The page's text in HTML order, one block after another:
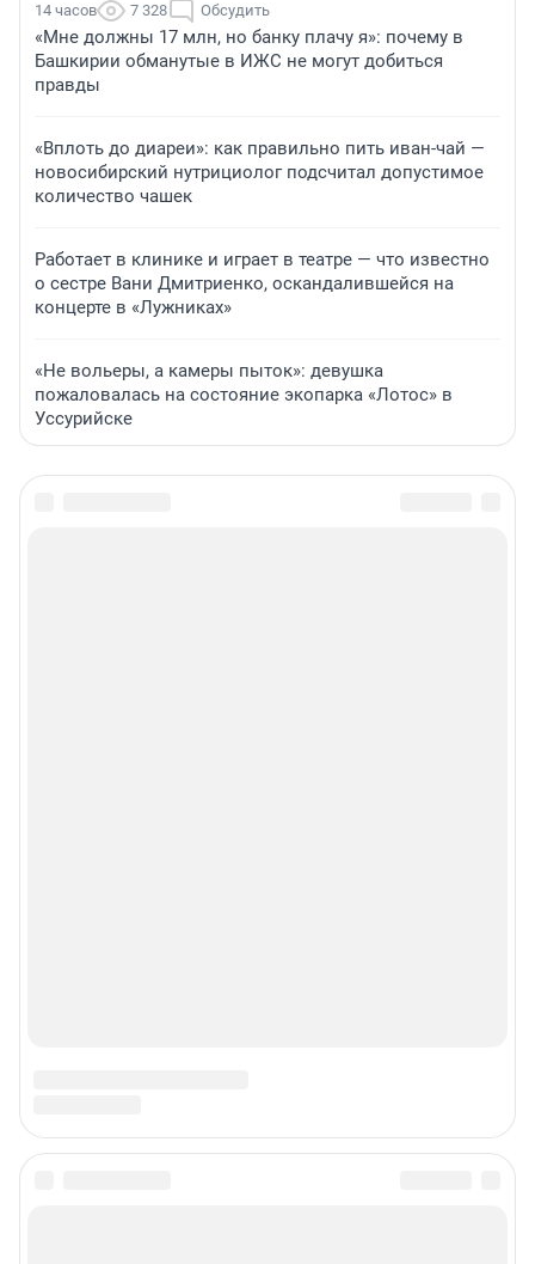
14 часов 7 328 Обсудить
«Мне должны 17 млн, но банку плачу я»: почему в
Башкирии обманутые в ИЖС не могут добиться
правды
«Вплоть до диареи»: как правильно пить иван-чай —
новосибирский нутрициолог подсчитал допустимое
количество чашек
Работает в клинике и играет в театре — что известно
о сестре Вани Дмитриенко, оскандалившейся на
концерте в «Лужниках»
«Не вольеры, а камеры пыток»: девушка
пожаловалась на состояние экопарка «Лотос» в
Уссурийске